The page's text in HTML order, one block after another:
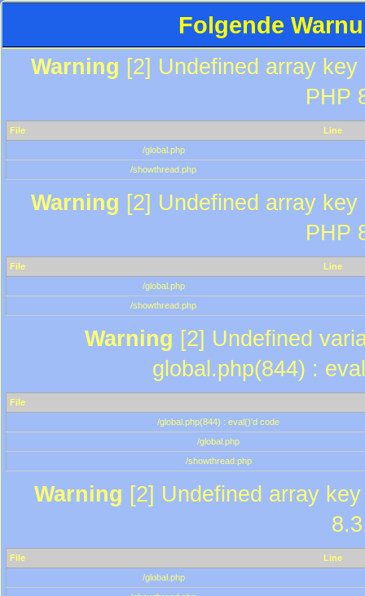
Folgende
Warning [2] Undefined array
PHP
File
Line
/global.php
/showthread.php
Warning [2] Undefined array
PHP
File
Line
/global.php
/showthread.php
Warning [2] Undefined
global.php(844) :
File
/global.php(844) : eval()'d code
/global.php
/showthread.php
Warning [2] Undefined array
File
Line
/global.php